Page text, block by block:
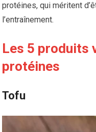
protéines, qui méritent
l’entraînement.
Les 5 produits
protéines
Tofu